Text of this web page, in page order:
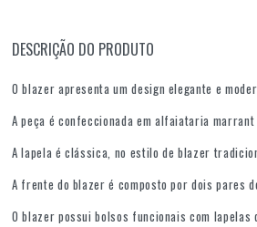
DESCRIÇÃO DO PRODUTO
O blazer apresenta um design elegante e
A peça é confeccionada em alfaiataria
A lapela é clássica, no estilo de blazer
A frente do blazer é composto por dois pares
O blazer possui bolsos funcionais com